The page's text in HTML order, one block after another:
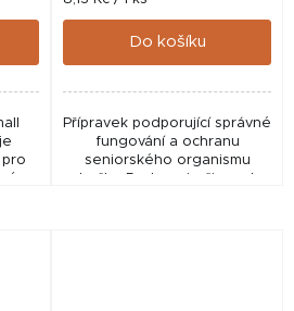
cena:
Do košíku
Přípravek podporující správné
fungování a ochranu
seniorského organismu
kočky. Podporuje činnost